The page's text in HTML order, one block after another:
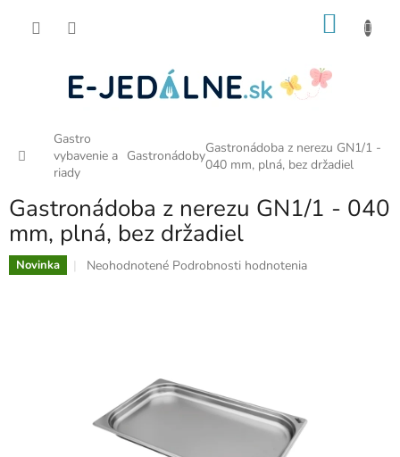
Domov
Gastro
vybavenie a
riady
GastronádobyGastronádoba z nerezu GN1/1 -
040 mm, plná, bez držadiel
Gastronádoba z nerezu GN1/1 - 040
mm, plná, bez držadiel
Novinka
Priemerné
hviezdičiek.
Neohodnotené Podrobnosti hodnotenia